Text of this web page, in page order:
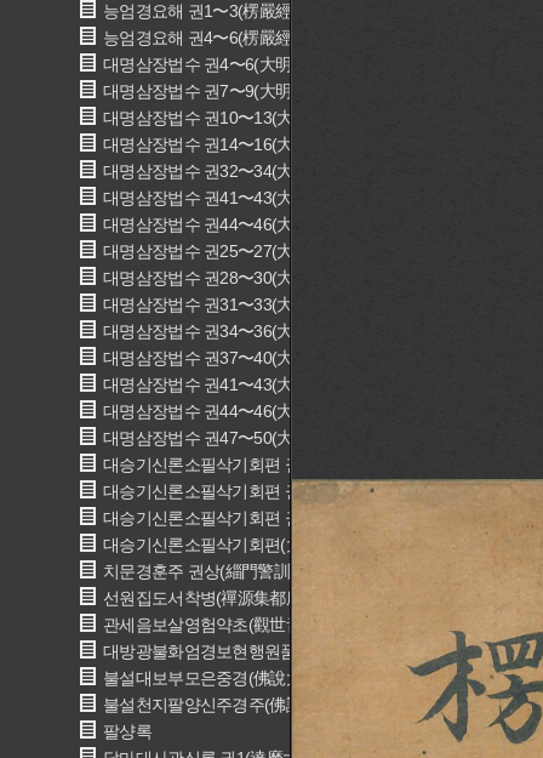
능엄경요해 권1〜3(楞嚴經要解 卷一〜三)
능엄경요해 권4〜6(楞嚴經要解 卷四〜六)
대명삼장법수 권4〜6(大明三藏法數 卷四〜六)
대명삼장법수 권7〜9(大明三藏法數 卷七〜九)
대명삼장법수 권10〜13(大明三藏法數 卷十〜十三)
대명삼장법수 권14〜16(大明三藏法數 卷十四〜十六)
대명삼장법수 권32〜34(大明三藏法數 卷三十二〜三十四)
대명삼장법수 권41〜43(大明三藏法數 卷四十一〜四十三)
대명삼장법수 권44〜46(大明三藏法數 卷四十四〜四十六)
대명삼장법수 권25〜27(大明三藏法數 卷二十五〜二十七)
대명삼장법수 권28〜30(大明三藏法數 卷二十八〜三十)
대명삼장법수 권31〜33(大明三藏法數 卷三十一〜三十三)
대명삼장법수 권34〜36(大明三藏法數 卷三十四〜三十六)
대명삼장법수 권37〜40(大明三藏法數 卷三十七〜四十)
대명삼장법수 권41〜43(大明三藏法數 卷四十一〜四十三)
대명삼장법수 권44〜46(大明三藏法數 卷四十四〜四十六)
대명삼장법수 권47〜50(大明三藏法數 卷四十七〜五十)
대승기신론소필삭기회편 권1(大乘起信論䟽筆削記會編 卷一)
대승기신론소필삭기회편 권2(大乘起信論䟽筆削記會編 卷二)
대승기신론소필삭기회편 권3(大乘起信論䟽筆削記會編 卷三)
대승기신론소필삭기회편(大乘起信論䟽筆削記會編)
치문경훈주 권상(緇門警訓註 卷上)
선원집도서착병(禪源集都序着柄)
관세음보살영험약초(觀世音菩薩靈驗略抄)
대방광불화엄경보현행원품소(大方廣佛華嚴經普賢行願品疏)
불설대보부모은중경(佛說大報父母恩重經)
불설천지팔양신주경주(佛說天地八陽神呪經註)
팔샹록